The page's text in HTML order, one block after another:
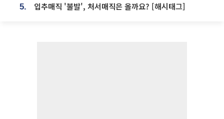
5. 입추매직 '불발', 처서매직은 올까요? [해시태그]